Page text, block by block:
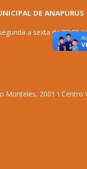
DE ANAPURUS
a sexta de 08:00
Monteles, 2001 \ Centro